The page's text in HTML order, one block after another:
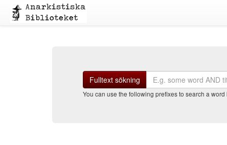
Fulltext sökning
You can use the following prefixes to search a